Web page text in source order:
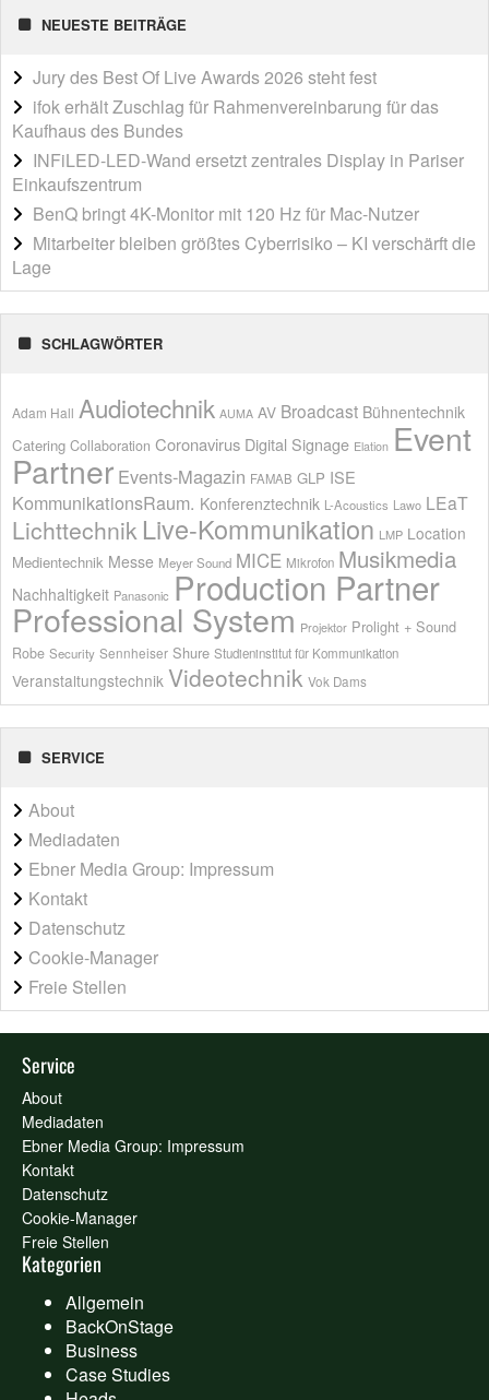
NEUESTE BEITRÄGE
Jury des Best Of Live Awards 2026 steht fest
ifok erhält Zuschlag für Rahmenvereinbarung für das
Kaufhaus des Bundes
INFiLED-LED-Wand ersetzt zentrales Display in Pariser
Einkaufszentrum
BenQ bringt 4K-Monitor mit 120 Hz für Mac-Nutzer
Mitarbeiter bleiben größtes Cyberrisiko – KI verschärft die
Lage
SCHLAGWÖRTER
Adam Hall Audiotechnik AUMA AV Broadcast Bühnentechnik
Catering Collaboration Coronavirus Digital Signage Elation Event
Partner Events-Magazin FAMAB GLP ISE
KommunikationsRaum. Konferenztechnik L-Acoustics Lawo LEaT
Lichttechnik Live-Kommunikation LMP Location
Medientechnik Messe Meyer Sound MICE Mikrofon Musikmedia
Nachhaltigkeit Panasonic Production Partner
Professional System Projektor Prolight + Sound
Robe Security Sennheiser Shure Studieninstitut für Kommunikation
Veranstaltungstechnik Videotechnik Vok Dams
SERVICE
About
Mediadaten
Ebner Media Group: Impressum
Kontakt
Datenschutz
Cookie-Manager
Freie Stellen
Service
About
Mediadaten
Ebner Media Group: Impressum
Kontakt
Datenschutz
Cookie-Manager
Freie Stellen
Kategorien
Allgemein
BackOnStage
Business
Case Studies